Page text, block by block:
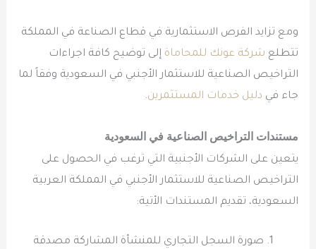
ومع تزايد الفرص الاستثمارية في قطاع الصناعة في المملكة
تتطلع شركة عونك للمحاماة إلى توضيح كافة اجراءات
التراخيص الصناعية للاستثمار الأجنبي في السعودية وفقاً لما
جاء في دليل خدمات المستثمرين.
مستندات التراخيص الصناعية في السعودية
يتعين على الشركات الأجنبية التي ترغب في الحصول على
التراخيص الصناعية للاستثمار الأجنبي في المملكة العربية
السعودية، تقديم المستندات الأتية:
صورة السجل التجاري للمنشأة المشاركة مصدقة